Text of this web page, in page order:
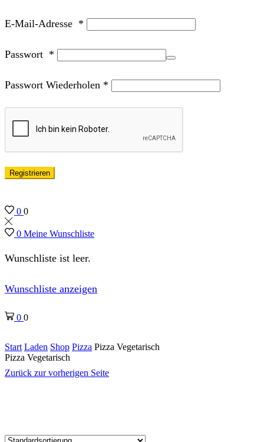
E-Mail-Adresse *
Passwort *
Passwort Wiederholen *
Registrieren
0 0
0 Meine Wunschliste
Wunschliste ist leer.
Wunschliste anzeigen
0 0
Start Laden Shop Pizza Pizza Vegetarisch
Pizza Vegetarisch
Zurück zur vorherigen Seite